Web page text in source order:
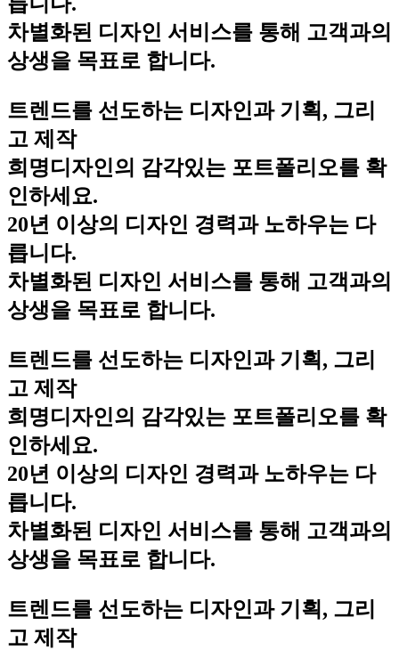
차별화된 디자인 서비스를 통해 고객과의
상생을 목표로 합니다.
트렌드를 선도하는 디자인과 기획, 그리
고 제작
희명디자인의 감각있는 포트폴리오를 확
인하세요.
20년 이상의 디자인 경력과 노하우는 다
릅니다.
차별화된 디자인 서비스를 통해 고객과의
상생을 목표로 합니다.
트렌드를 선도하는 디자인과 기획, 그리
고 제작
희명디자인의 감각있는 포트폴리오를 확
인하세요.
20년 이상의 디자인 경력과 노하우는 다
릅니다.
차별화된 디자인 서비스를 통해 고객과의
상생을 목표로 합니다.
트렌드를 선도하는 디자인과 기획, 그리
고 제작